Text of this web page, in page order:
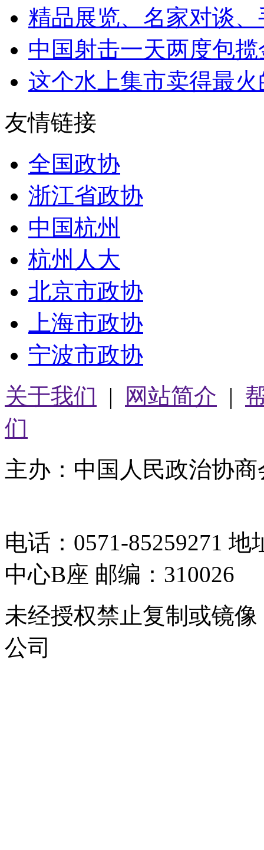
精品展览、名家对谈
中国射击一天两度包
这个水上集市卖得最
友情链接
全国政协
浙江省政协
中国杭州
杭州人大
北京市政协
上海市政协
宁波市政协
关于我们 | 网站简介 |
们
主办：中国人民政治协
电话：0571-85259271
中心B座 邮编：310026
未经授权禁止复制或镜
公司